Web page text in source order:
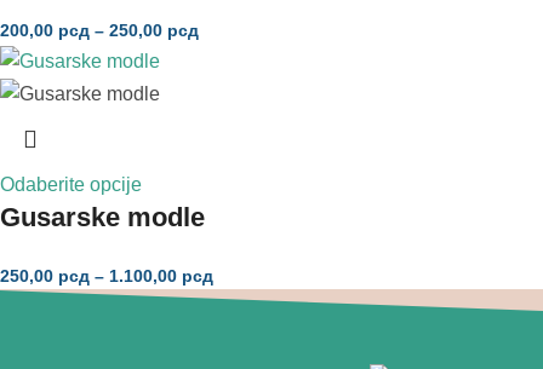
200,00 рсд – 250,00 рсд
Odaberite opcije
Gusarske modle
250,00 рсд – 1.100,00 рсд